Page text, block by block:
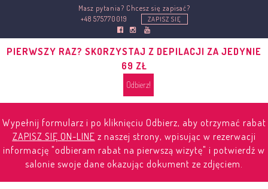
Masz pytania? Chcesz się zapisać?
+48 575770019
ZAPISZ SIĘ
PIERWSZY RAZ? SKORZYSTAJ Z DEPILACJI ZA JEDYNIE
69 ZŁ
Odbierz!
Wypełnij formularz i po kliknięciu Odbierz, aby otrzymać rabat
ZAPISZ SIĘ ON-LINE z naszej strony, wpisując w rezerwacji
informację "odbieram rabat na pierwszą wizytę" i potwierdź w
salonie swoje dane okazując dokument ze zdjęciem.